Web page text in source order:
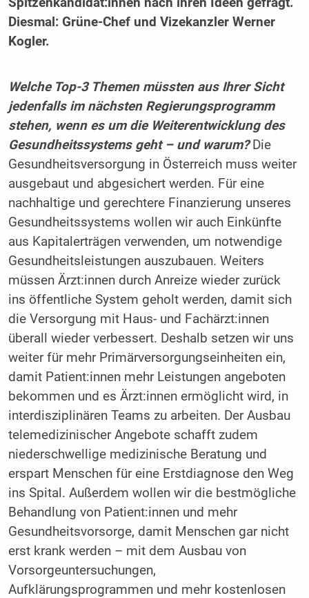
Diesmal: Grüne-Chef und Vizekanzler Werner
Kogler.
Welche Top-3 Themen müssten aus Ihrer Sicht
jedenfalls im nächsten Regierungsprogramm
stehen, wenn es um die Weiterentwicklung des
Gesundheitssystems geht – und warum?Die
Gesundheitsversorgung in Österreich muss weiter
ausgebaut und abgesichert werden. Für eine
nachhaltige und gerechtere Finanzierung unseres
Gesundheitssystems wollen wir auch Einkünfte
aus Kapitalerträgen verwenden, um notwendige
Gesundheitsleistungen auszubauen. Weiters
müssen Ärzt:innen durch Anreize wieder zurück
ins öffentliche System geholt werden, damit sich
die Versorgung mit Haus- und Fachärzt:innen
überall wieder verbessert. Deshalb setzen wir uns
weiter für mehr Primärversorgungseinheiten ein,
damit Patient:innen mehr Leistungen angeboten
bekommen und es Ärzt:innen ermöglicht wird, in
interdisziplinären Teams zu arbeiten. Der Ausbau
telemedizinischer Angebote schafft zudem
niederschwellige medizinische Beratung und
erspart Menschen für eine Erstdiagnose den Weg
ins Spital. Außerdem wollen wir die bestmögliche
Behandlung von Patient:innen und mehr
Gesundheitsvorsorge, damit Menschen gar nicht
erst krank werden – mit dem Ausbau von
Vorsorgeuntersuchungen,
Aufklärungsprogrammen und mehr kostenlosen